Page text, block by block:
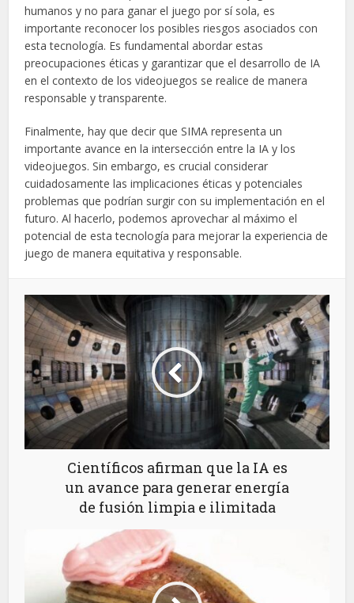
humanos y no para ganar el juego por sí sola, es
importante reconocer los posibles riesgos asociados con
esta tecnología. Es fundamental abordar estas
preocupaciones éticas y garantizar que el desarrollo de IA
en el contexto de los videojuegos se realice de manera
responsable y transparente.
Finalmente, hay que decir que SIMA representa un
importante avance en la intersección entre la IA y los
videojuegos. Sin embargo, es crucial considerar
cuidadosamente las implicaciones éticas y potenciales
problemas que podrían surgir con su implementación en el
futuro. Al hacerlo, podemos aprovechar al máximo el
potencial de esta tecnología para mejorar la experiencia de
juego de manera equitativa y responsable.
Científicos afirman que la IA es
un avance para generar energía
de fusión limpia e ilimitada